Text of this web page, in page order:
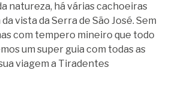
natureza, há várias cachoeiras
vista da Serra de São José. Sem
com tempero mineiro que todo
um super guia com todas as
viagem a Tiradentes